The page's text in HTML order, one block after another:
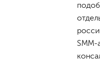
SMM-